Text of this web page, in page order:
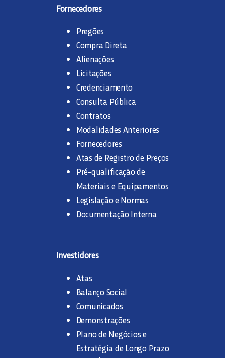
Fornecedores
Pregões
Compra Direta
Alienações
Licitações
Credenciamento
Consulta Pública
Contratos
Modalidades Anteriores
Fornecedores
Atas de Registro de Preços
Pré-qualificação de
Materiais e Equipamentos
Legislação e Normas
Documentação Interna
Investidores
Atas
Balanço Social
Comunicados
Demonstrações
Plano de Negócios e
Estratégia de Longo Prazo